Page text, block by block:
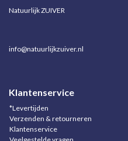
Natuurlijk ZUIVER
info@natuurlijkzuiver.nl
Klantenservice
*Levertijden
Verzenden & retourneren
Klantenservice